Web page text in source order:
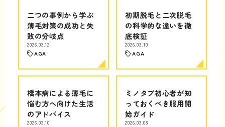
二つの事例から学ぶ
薄毛対策の成功と失
敗の分岐点
2026.03.12
AGA
初期脱毛と二次脱毛
の科学的な違いを徹
底検証
2026.03.10
AGA
橋本病による薄毛に
悩む方へ向けた生活
のアドバイス
2026.03.10
ミノタブ初心者が知
っておくべき服用開
始ガイド
2026.03.08